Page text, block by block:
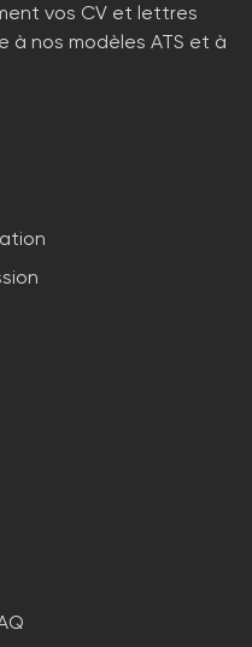
vos CV et lettres
à nos modèles ATS et à